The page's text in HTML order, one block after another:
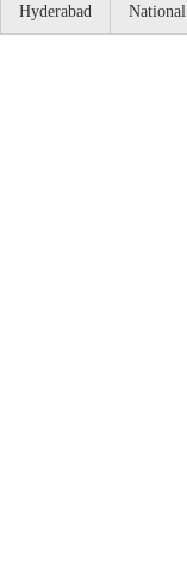
Hyderabad National